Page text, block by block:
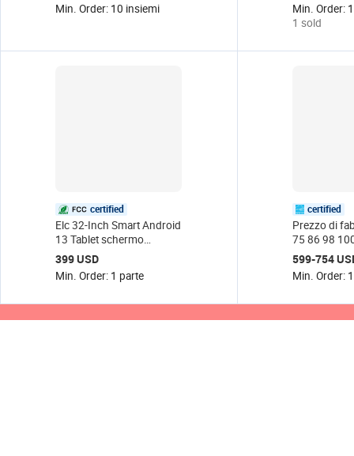
Supporto Mobile, Pannello
Min. Order: 10 insiemi
Display con
Protezione
Min. Order:
1 sold
certified
Elc 32-Inch Smart Android
13 Tablet schermo
portatile Touch Screen TV
schermo per Digital
399 USD
Min. Order: 1 parte
certified
Prezzo di
75 86 98
lavagna
599-754
Min. Order: